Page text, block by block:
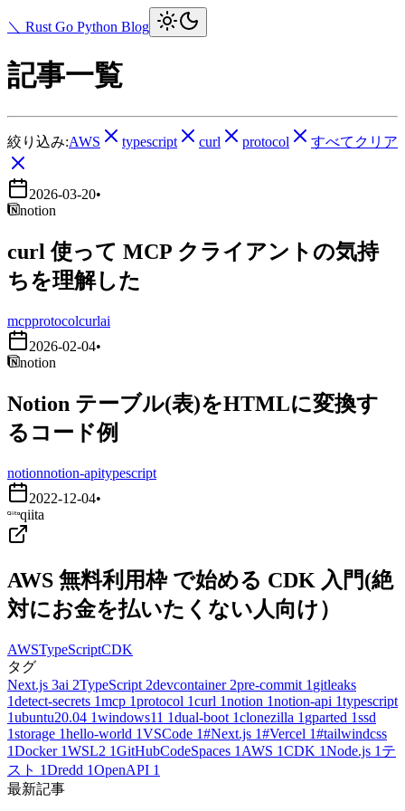
＼ Rust Go Python Blog
記事一覧
絞り込み:AWS typescript curl protocol すべてクリア
2026-03-20•
notion
curl 使って MCP クライアントの気持
ちを理解した
mcpprotocolcurlai
2026-02-04•
notion
Notion テーブル(表)をHTMLに変換す
るコード例
notionnotion-apitypescript
2022-12-04•
qiita
AWS 無料利用枠 で始める CDK 入門(絶
対にお金を払いたくない人向け）
AWSTypeScriptCDK
タグ
Next.js 3ai 2TypeScript 2devcontainer 2pre-commit 1 gitleaks
1detect-secrets 1mcp 1protocol 1curl 1notion 1notion-api 1typescript
1ubuntu20.04 1windows11 1dual-boot 1clonezilla 1 gparted 1ssd
1storage 1hello-world 1VSCode 1#Next.js 1#Vercel 1#tailwindcss
1Docker 1WSL2 1GitHubCodeSpaces 1 AWS 1CDK 1Node.js 1 テ
スト 1Dredd 1OpenAPI 1
最新記事